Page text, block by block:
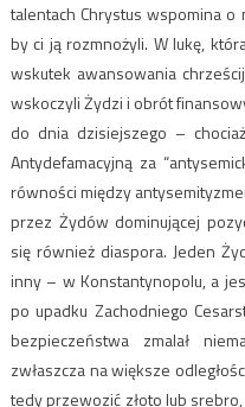
talentach Chrystus wspomina
by ci ją rozmnożyli. W lukę,
wskutek awansowania
wskoczyli Żydzi i obrót
do dnia dzisiejszego –
Antydefamacyjną za
równości między
przez Żydów dominującej
się również diaspora. Jeden
inny – w Konstantynopolu, a
po upadku Zachodniego
bezpieczeństwa zmalał
zwłaszcza na większe
tedy przewozić złoto lub